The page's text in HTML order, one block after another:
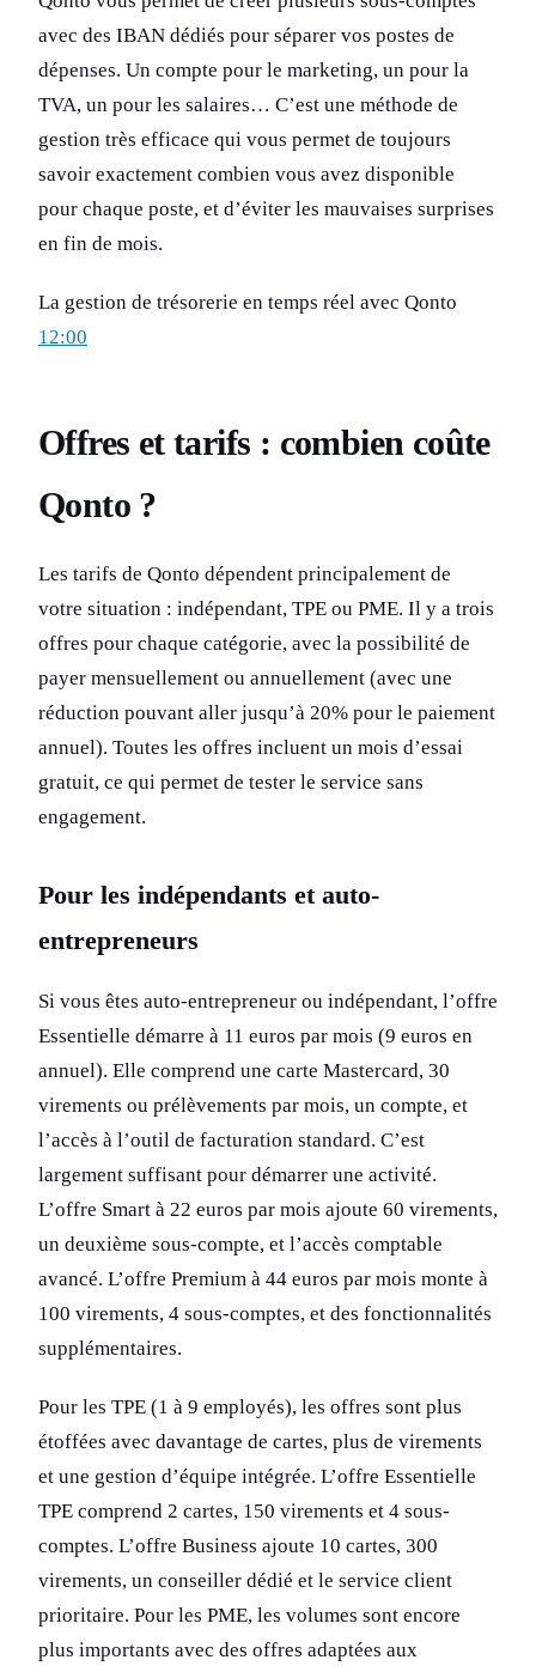
avec des IBAN dédiés pour séparer vos postes de
dépenses. Un compte pour le marketing, un pour la
TVA, un pour les salaires… C’est une méthode de
gestion très efficace qui vous permet de toujours
savoir exactement combien vous avez disponible
pour chaque poste, et d’éviter les mauvaises surprises
en fin de mois.
La gestion de trésorerie en temps réel avec Qonto
12:00
Offres et tarifs : combien coûte
Qonto ?
Les tarifs de Qonto dépendent principalement de
votre situation : indépendant, TPE ou PME. Il y a trois
offres pour chaque catégorie, avec la possibilité de
payer mensuellement ou annuellement (avec une
réduction pouvant aller jusqu’à 20% pour le paiement
annuel). Toutes les offres incluent un mois d’essai
gratuit, ce qui permet de tester le service sans
engagement.
Pour les indépendants et auto-
entrepreneurs
Si vous êtes auto-entrepreneur ou indépendant, l’offre
Essentielle démarre à 11 euros par mois (9 euros en
annuel). Elle comprend une carte Mastercard, 30
virements ou prélèvements par mois, un compte, et
l’accès à l’outil de facturation standard. C’est
largement suffisant pour démarrer une activité.
L’offre Smart à 22 euros par mois ajoute 60 virements,
un deuxième sous-compte, et l’accès comptable
avancé. L’offre Premium à 44 euros par mois monte à
100 virements, 4 sous-comptes, et des fonctionnalités
supplémentaires.
Pour les TPE (1 à 9 employés), les offres sont plus
étoffées avec davantage de cartes, plus de virements
et une gestion d’équipe intégrée. L’offre Essentielle
TPE comprend 2 cartes, 150 virements et 4 sous-
comptes. L’offre Business ajoute 10 cartes, 300
virements, un conseiller dédié et le service client
prioritaire. Pour les PME, les volumes sont encore
plus importants avec des offres adaptées aux